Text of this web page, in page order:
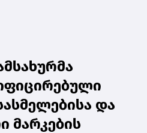
და
მარკების